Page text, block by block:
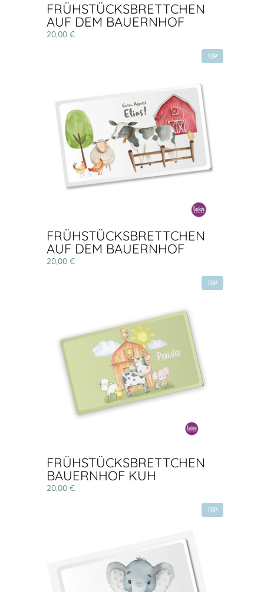
FRÜHSTÜCKSBRETTCHEN
AUF DEM BAUERNHOF
20,00 €
TOP
FRÜHSTÜCKSBRETTCHEN
AUF DEM BAUERNHOF
20,00 €
TOP
FRÜHSTÜCKSBRETTCHEN
BAUERNHOF KUH
20,00 €
TOP